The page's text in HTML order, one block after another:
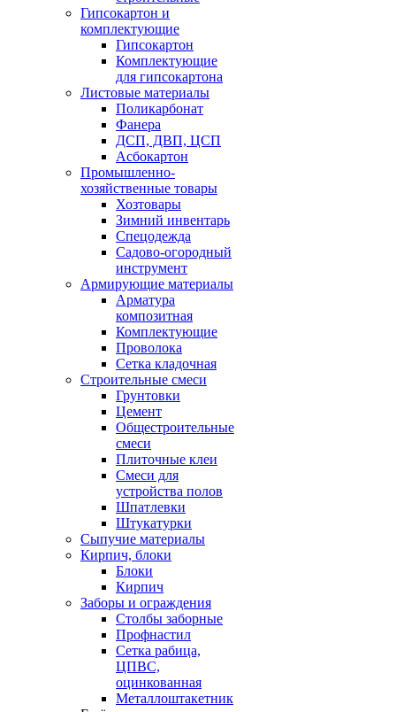
Гипсокартон и
комплектующие
Гипсокартон
Комплектующие
для гипсокартона
Листовые материалы
Поликарбонат
Фанера
ДСП, ДВП, ЦСП
Асбокартон
Промышленно-
хозяйственные товары
Хозтовары
Зимний инвентарь
Спецодежда
Садово-огородный
инструмент
Армирующие материалы
Арматура
композитная
Комплектующие
Проволока
Сетка кладочная
Строительные смеси
Грунтовки
Цемент
Общестроительные
смеси
Плиточные клеи
Смеси для
устройства полов
Шпатлевки
Штукатурки
Сыпучие материалы
Кирпич, блоки
Блоки
Кирпич
Заборы и ограждения
Столбы заборные
Профнастил
Сетка рабица,
ЦПВС,
оцинкованная
Металлоштакетник